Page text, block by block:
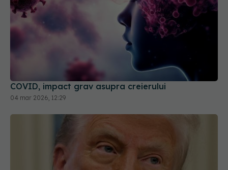
COVID, impact grav asupra creierului
04 mar 2026, 12:29